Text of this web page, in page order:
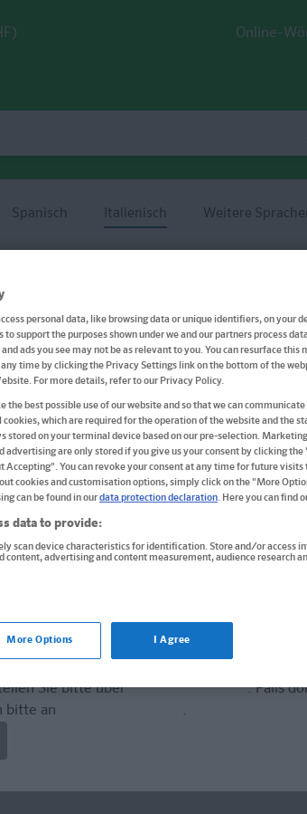
Online-
Spanisch Italienisch Weitere
PONS Sprachkurs in
Jeder kann Italienisch lernen!
Buch
Format: 21,6 x 23,7 cm, 256 Seiten
ISBN: 978-3-12-562774-1
Sie bitte überwww.amazon.com. Falls
bitte an
.
personal data, like browsing data or unique identifiers, on your
support the purposes shown under we and our partners process
ads you see may not be as relevant to you. You can resurface this
time by clicking the Privacy Settings link on the bottom of the
For more details, refer to our Privacy Policy.
the best possible use of our website and so that we can
which are required for the operation of the website and the
stored on your terminal device based on our pre-selection.
advertising are only stored if you give us your consent by clicking the
Accepting". You can revoke your consent at any time for future visits
cookies and customisation options, simply click on the "More
can be found in ourdata protection declaration. Here you can find
data to provide:
scan device characteristics for identification. Store and/or access
content, advertising and content measurement, audience research
More Options I Agree